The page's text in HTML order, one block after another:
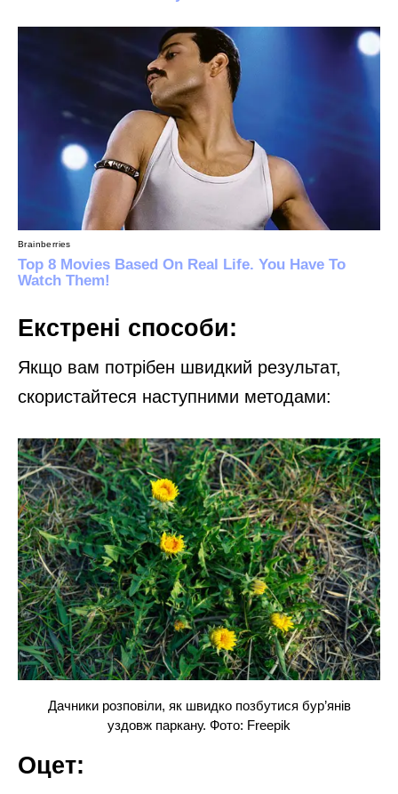
Екстрені способи:
Якщо вам потрібен швидкий результат,
скористайтеся наступними методами:
Дачники розповіли, як швидко позбутися бур’янів
уздовж паркану. Фото: Freepik
Оцет: